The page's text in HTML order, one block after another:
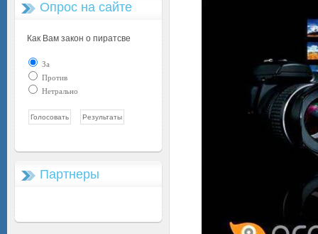
Опрос на сайте
Как Вам закон о пиратсве
За
Против
Нетрально
Партнеры